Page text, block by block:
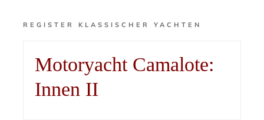
REGISTER KLASSISCHER YACHTEN
Motoryacht Camalote:
Innen II